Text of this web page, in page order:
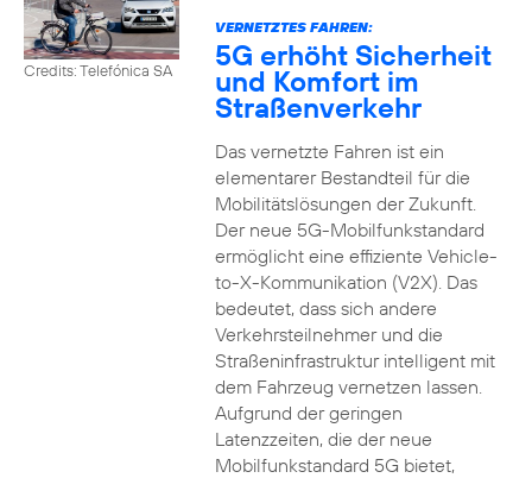
Credits: Telefónica SA
VERNETZTES FAHREN:
5G erhöht Sicherheit
und Komfort im
Straßenverkehr
Das vernetzte Fahren ist ein
elementarer Bestandteil für die
Mobilitätslösungen der Zukunft.
Der neue 5G-Mobilfunkstandard
ermöglicht eine effiziente Vehicle-
to-X-Kommunikation (V2X). Das
bedeutet, dass sich andere
Verkehrsteilnehmer und die
Straßeninfrastruktur intelligent mit
dem Fahrzeug vernetzen lassen.
Aufgrund der geringen
Latenzzeiten, die der neue
Mobilfunkstandard 5G bietet,